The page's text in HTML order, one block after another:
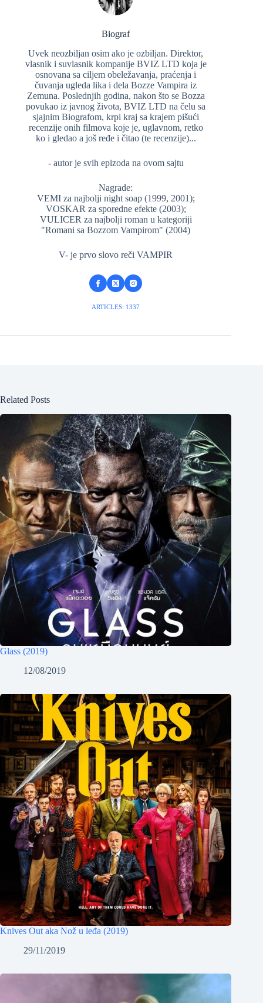
Biograf
Uvek neozbiljan osim ako je ozbiljan. Direktor,
vlasnik i suvlasnik kompanije BVIZ LTD koja je
osnovana sa ciljem obeležavanja, praćenja i
čuvanja ugleda lika i dela Bozze Vampira iz
Zemuna. Poslednjih godina, nakon što se Bozza
povukao iz javnog života, BVIZ LTD na čelu sa
sjajnim Biografom, krpi kraj sa krajem pišući
recenzije onih filmova koje je, uglavnom, retko
ko i gledao a još ređe i čitao (te recenzije)...
- autor je svih epizoda na ovom sajtu
Nagrade:
VEMI za najbolji night soap (1999, 2001);
VOSKAR za sporedne efekte (2003);
VULICER za najbolji roman u kategoriji
"Romani sa Bozzom Vampirom" (2004)
V- je prvo slovo reči VAMPIR
ARTICLES: 1337
Related Posts
Glass (2019)
12/08/2019
Knives Out aka Nož u leđa (2019)
29/11/2019